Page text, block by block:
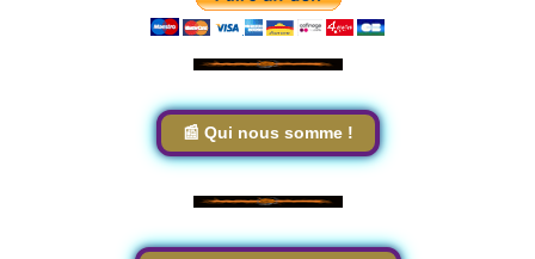
📰 Qui nous somme !